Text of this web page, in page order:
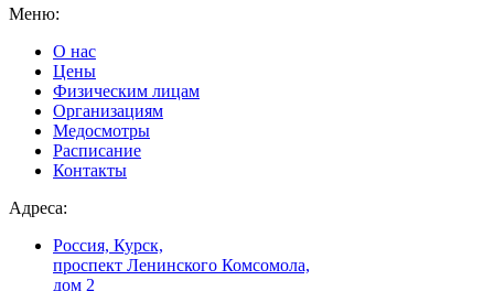
Меню:
О нас
Цены
Физическим лицам
Организациям
Медосмотры
Расписание
Контакты
Адреса:
Россия, Курск,
проспект Ленинского Комсомола,
дом 2